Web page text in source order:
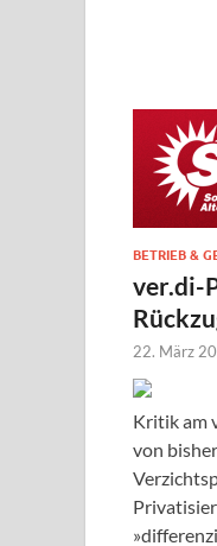
BETRIEB &
ver.di-
22. März
Kritik am
von